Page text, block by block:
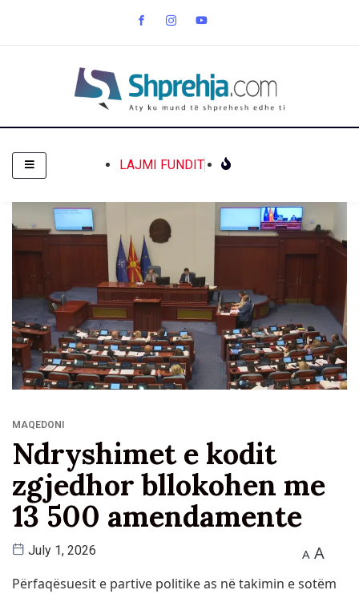
LAJMI FUNDIT
MAQEDONI
Ndryshimet e kodit
zgjedhor bllokohen me
13 500 amendamente
July 1, 2026 A A
Përfaqësuesit e partive politike as në takimin e sotëm